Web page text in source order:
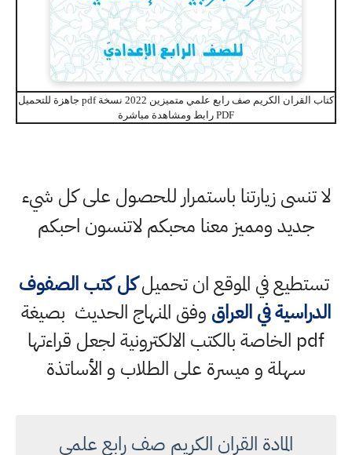
كتاب القران الكريم صف رابع علمي متميزين 2022 نسخة pdf جاهزة للتحميل
PDF رابط ومشاهدة مباشرة
لا تنسى زيارتنا باستمرار للحصول على كل شيء
جديد ومميز معنا محبكم لاتنسون احبكم
تستطيع في الموقع ان تحميلكل كتب الصفوف
الدراسية في العراق وفق المنهاج الحديث بصيغة
pdf الخاصة بالكتب الالكترونية لجعل قراءتها
سهلة و ميسرة على الطلاب و الأساتذة
المادة القران الكريم صف رابع علمي